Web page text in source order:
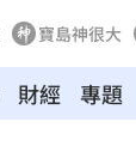
寶島神很大
財經 專題